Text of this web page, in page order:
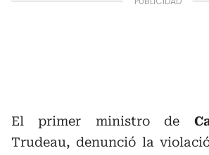
El primer ministro de
Trudeau, denunció la